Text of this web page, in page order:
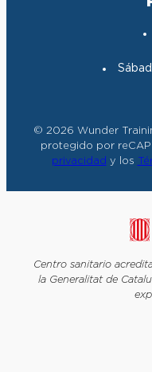
© 2026 Wunder
protegido por
privacidad y los
Centro sanitario
la Generalitat de